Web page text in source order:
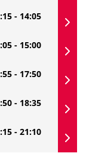
- 14:05
- 15:00
- 17:50
- 18:35
- 21:10